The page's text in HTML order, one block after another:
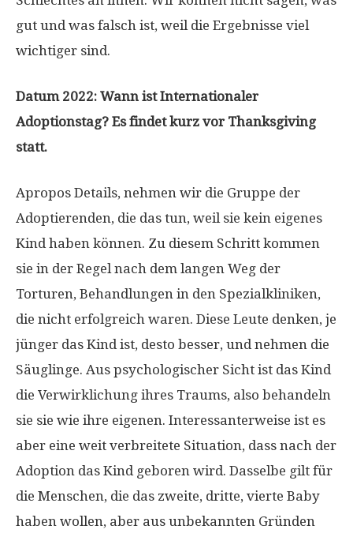
gut und was falsch ist, weil die Ergebnisse viel
wichtiger sind.
Datum 2022: Wann ist Internationaler
Adoptionstag? Es findet kurz vor Thanksgiving
statt.
Apropos Details, nehmen wir die Gruppe der
Adoptierenden, die das tun, weil sie kein eigenes
Kind haben können. Zu diesem Schritt kommen
sie in der Regel nach dem langen Weg der
Torturen, Behandlungen in den Spezialkliniken,
die nicht erfolgreich waren. Diese Leute denken, je
jünger das Kind ist, desto besser, und nehmen die
Säuglinge. Aus psychologischer Sicht ist das Kind
die Verwirklichung ihres Traums, also behandeln
sie sie wie ihre eigenen. Interessanterweise ist es
aber eine weit verbreitete Situation, dass nach der
Adoption das Kind geboren wird. Dasselbe gilt für
die Menschen, die das zweite, dritte, vierte Baby
haben wollen, aber aus unbekannten Gründen